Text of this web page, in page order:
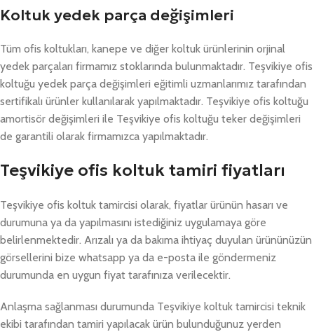
Koltuk yedek parça değişimleri
Tüm ofis koltukları, kanepe ve diğer koltuk ürünlerinin orjinal
yedek parçaları firmamız stoklarında bulunmaktadır. Teşvikiye ofis
koltuğu yedek parça değişimleri eğitimli uzmanlarımız tarafından
sertifikalı ürünler kullanılarak yapılmaktadır. Teşvikiye ofis koltuğu
amortisör değişimleri ile Teşvikiye ofis koltuğu teker değişimleri
de garantili olarak firmamızca yapılmaktadır.
Teşvikiye ofis koltuk tamiri fiyatları
Teşvikiye ofis koltuk tamircisi olarak, fiyatlar ürünün hasarı ve
durumuna ya da yapılmasını istediğiniz uygulamaya göre
belirlenmektedir. Arızalı ya da bakıma ihtiyaç duyulan ürününüzün
görsellerini bize whatsapp ya da e-posta ile göndermeniz
durumunda en uygun fiyat tarafınıza verilecektir.
Anlaşma sağlanması durumunda Teşvikiye koltuk tamircisi teknik
ekibi tarafından tamiri yapılacak ürün bulunduğunuz yerden